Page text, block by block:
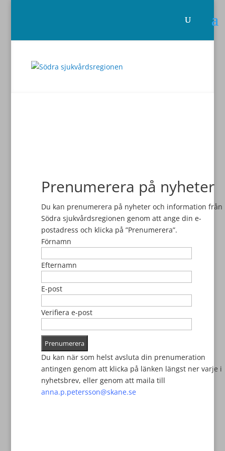
Prenumerera på nyheter
Du kan prenumerera på nyheter och information från
Södra sjukvårdsregionen genom att ange din e-
postadress och klicka på ”Prenumerera”.
Förnamn
Efternamn
E-post
Verifiera e-post
Prenumerera
Du kan när som helst avsluta din prenumeration
antingen genom att klicka på länken längst ner varje i
nyhetsbrev, eller genom att maila till
anna.p.petersson@skane.se